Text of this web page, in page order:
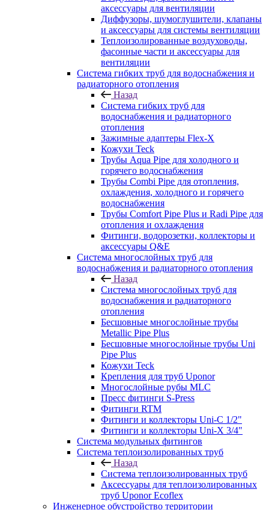
аксессуары для вентиляции
Диффузоры, шумоглушители, клапаны
и аксессуары для системы вентиляции
Теплоизолированные воздуховоды,
фасонные части и аксессуары для
вентиляции
Система гибких труб для водоснабжения и
радиаторного отопления
Назад
Система гибких труб для
водоснабжения и радиаторного
отопления
Зажимные адаптеры Flex-X
Кожухи Teck
Трубы Aqua Pipe для холодного и
горячего водоснабжения
Трубы Combi Pipe для отопления,
охлаждения, холодного и горячего
водоснабжения
Трубы Comfort Pipe Plus и Radi Pipe для
отопления и охлаждения
Фитинги, водорозетки, коллекторы и
аксессуары Q&E
Система многослойных труб для
водоснабжения и радиаторного отопления
Назад
Система многослойных труб для
водоснабжения и радиаторного
отопления
Бесшовные многослойные трубы
Metallic Pipe Plus
Бесшовные многослойные трубы Uni
Pipe Plus
Кожухи Teck
Крепления для труб Uponor
Многослойные рубы MLC
Пресс фитинги S-Press
Фитинги RTM
Фитинги и коллекторы Uni-C 1/2"
Фитинги и коллекторы Uni-X 3/4"
Система модульных фитингов
Система теплоизолированных труб
Назад
Система теплоизолированных труб
Аксессуары для теплоизолированных
труб Uponor Ecoflex
Инженерное обустройство территории